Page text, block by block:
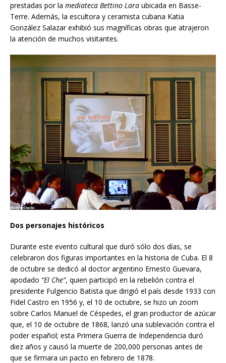
prestadas por la mediateca Bettino Lara ubicada en Basse-
Terre. Además, la escultora y ceramista cubana Katia
González Salazar exhibió sus magníficas obras que atrajeron
la atención de muchos visitantes.
Dos personajes históricos
Durante este evento cultural que duró sólo dos días, se
celebraron dos figuras importantes en la historia de Cuba. El 8
de octubre se dedicó al doctor argentino Ernesto Guevara,
apodado “El Che”, quien participó en la rebelión contra el
presidente Fulgencio Batista que dirigió el país desde 1933 con
Fidel Castro en 1956 y, el 10 de octubre, se hizo un zoom
sobre Carlos Manuel de Céspedes, el gran productor de azúcar
que, el 10 de octubre de 1868, lanzó una sublevación contra el
poder español; esta Primera Guerra de Independencia duró
diez años y causó la muerte de 200,000 personas antes de
que se firmara un pacto en febrero de 1878.